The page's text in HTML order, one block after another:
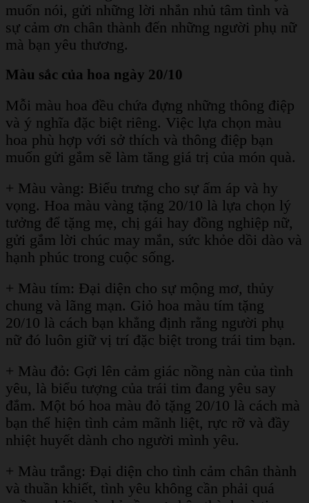
muốn nói, gửi những lời nhắn nhủ tâm tình và
sự cảm ơn chân thành đến những người phụ nữ
mà bạn yêu thương.
Màu sắc của hoa ngày 20/10
Mỗi màu hoa đều chứa đựng những thông điệp
và ý nghĩa đặc biệt riêng. Việc lựa chọn màu
hoa phù hợp với sở thích và thông điệp bạn
muốn gửi gắm sẽ làm tăng giá trị của món quà.
+ Màu vàng: Biểu trưng cho sự ấm áp và hy
vọng. Hoa màu vàng tặng 20/10 là lựa chọn lý
tưởng để tặng mẹ, chị gái hay đồng nghiệp nữ,
gửi gắm lời chúc may mắn, sức khỏe dồi dào và
hạnh phúc trong cuộc sống.
+ Màu tím: Đại diện cho sự mộng mơ, thủy
chung và lãng mạn. Giỏ hoa màu tím tặng
20/10 là cách bạn khẳng định rằng người phụ
nữ đó luôn giữ vị trí đặc biệt trong trái tim bạn.
+ Màu đỏ: Gợi lên cảm giác nồng nàn của tình
yêu, là biểu tượng của trái tim đang yêu say
đắm. Một bó hoa màu đỏ tặng 20/10 là cách mà
bạn thể hiện tình cảm mãnh liệt, rực rỡ và đầy
nhiệt huyết dành cho người mình yêu.
+ Màu trắng: Đại diện cho tình cảm chân thành
và thuần khiết, tình yêu không cần phải quá